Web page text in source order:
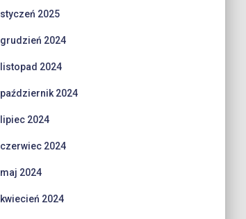
styczeń 2025
grudzień 2024
listopad 2024
październik 2024
lipiec 2024
czerwiec 2024
maj 2024
kwiecień 2024